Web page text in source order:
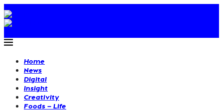
Home
News
Digital
Insight
Creativity
Foods – Life